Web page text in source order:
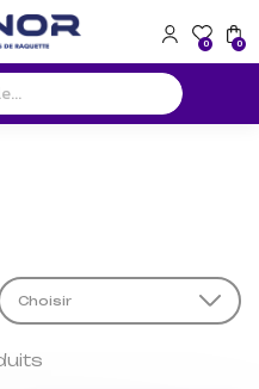
0 0
Choisir